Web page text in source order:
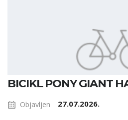
BICIKL PONY GIANT
Objavljen 27.07.2026.